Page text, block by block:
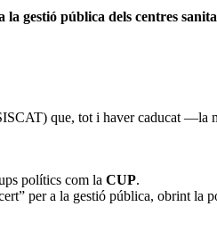
la gestió pública dels centres
que, tot i haver caducat —la
polítics com la CUP.
per a la gestió pública, obrint la